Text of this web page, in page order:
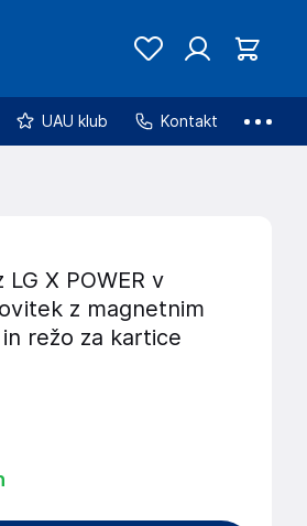
UAU klub Kontakt
X POWER v
z magnetnim
režo za kartice